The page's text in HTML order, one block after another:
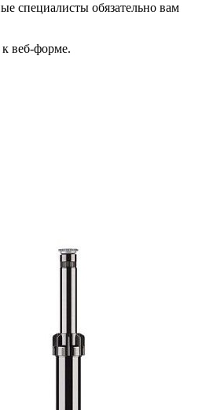
специалисты обязательно вам
к веб-форме.